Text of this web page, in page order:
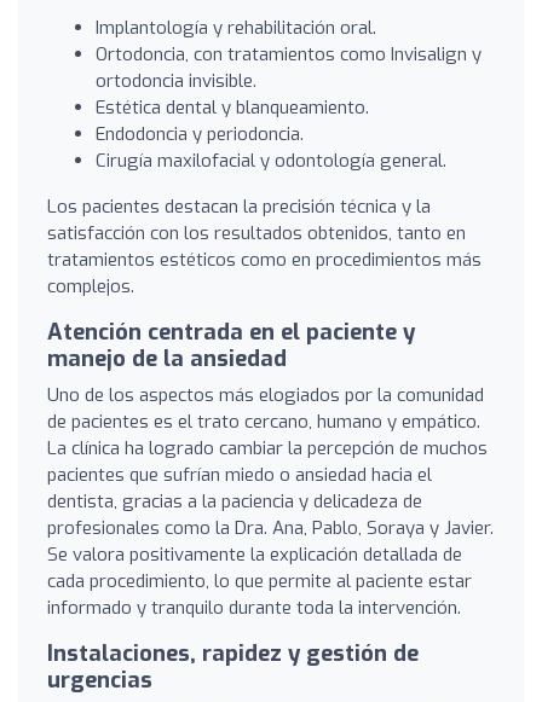
Implantología y rehabilitación oral.
Ortodoncia, con tratamientos como Invisalign y
ortodoncia invisible.
Estética dental y blanqueamiento.
Endodoncia y periodoncia.
Cirugía maxilofacial y odontología general.
Los pacientes destacan la precisión técnica y la
satisfacción con los resultados obtenidos, tanto en
tratamientos estéticos como en procedimientos más
complejos.
Atención centrada en el paciente y
manejo de la ansiedad
Uno de los aspectos más elogiados por la comunidad
de pacientes es el trato cercano, humano y empático.
La clínica ha logrado cambiar la percepción de muchos
pacientes que sufrían miedo o ansiedad hacia el
dentista, gracias a la paciencia y delicadeza de
profesionales como la Dra. Ana, Pablo, Soraya y Javier.
Se valora positivamente la explicación detallada de
cada procedimiento, lo que permite al paciente estar
informado y tranquilo durante toda la intervención.
Instalaciones, rapidez y gestión de
urgencias